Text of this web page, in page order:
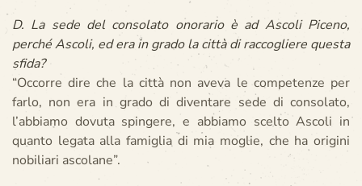
D. La sede del consolato onorario è ad Ascoli Piceno,
perché Ascoli, ed era in grado la città di raccogliere questa
sfida?
“Occorre dire che la città non aveva le competenze per
farlo, non era in grado di diventare sede di consolato,
l’abbiamo dovuta spingere, e abbiamo scelto Ascoli in
quanto legata alla famiglia di mia moglie, che ha origini
nobiliari ascolane”.